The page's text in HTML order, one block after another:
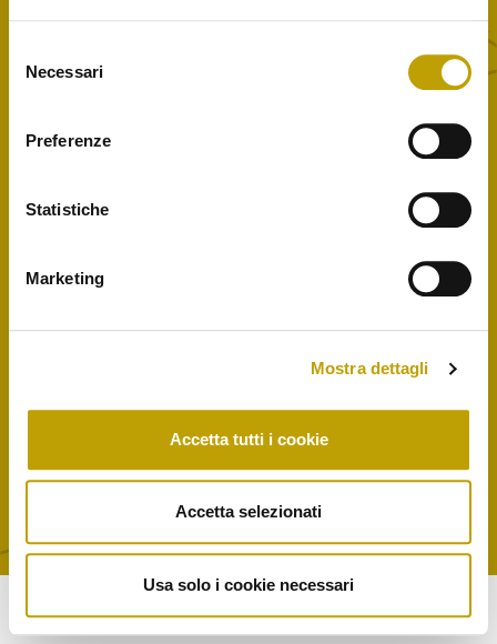
delNecessari
Preferenze
Statistiche
Marketing
Mostra dettagli
Accetta tutti i cookie
Accetta selezionati
Usa solo i cookie necessari
Home
Innovazione e sostenibilità
Governance
Shop
(SA) – P.IVA 01219040761 –info@oliodicarlo.it
Cookie Policy